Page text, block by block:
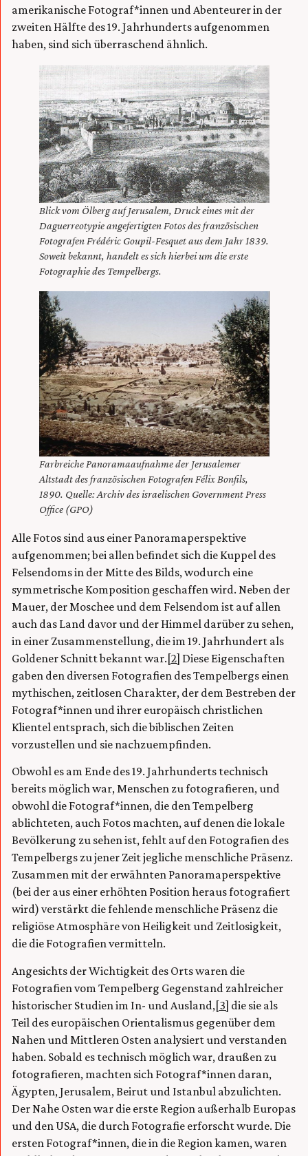
amerikanische Fotograf*innen und Abenteurer in der
zweiten Hälfte des 19. Jahrhunderts aufgenommen
haben, sind sich überraschend ähnlich.
Blick vom Ölberg auf Jerusalem, Druck eines mit der
Daguerreotypie angefertigten Fotos des französischen
Fotografen Frédéric Goupil-Fesquet aus dem Jahr 1839.
Soweit bekannt, handelt es sich hierbei um die erste
Fotographie des Tempelbergs.
Farbreiche Panoramaaufnahme der Jerusalemer
Altstadt des französischen Fotografen Félix Bonfils,
1890. Quelle: Archiv des israelischen Government Press
Office (GPO)
Alle Fotos sind aus einer Panoramaperspektive
aufgenommen; bei allen befindet sich die Kuppel des
Felsendoms in der Mitte des Bilds, wodurch eine
symmetrische Komposition geschaffen wird. Neben der
Mauer, der Moschee und dem Felsendom ist auf allen
auch das Land davor und der Himmel darüber zu sehen,
in einer Zusammenstellung, die im 19. Jahrhundert als
Goldener Schnitt bekannt war.[2] Diese Eigenschaften
gaben den diversen Fotografien des Tempelbergs einen
mythischen, zeitlosen Charakter, der dem Bestreben der
Fotograf*innen und ihrer europäisch christlichen
Klientel entsprach, sich die biblischen Zeiten
vorzustellen und sie nachzuempfinden.
Obwohl es am Ende des 19. Jahrhunderts technisch
bereits möglich war, Menschen zu fotografieren, und
obwohl die Fotograf*innen, die den Tempelberg
ablichteten, auch Fotos machten, auf denen die lokale
Bevölkerung zu sehen ist, fehlt auf den Fotografien des
Tempelbergs zu jener Zeit jegliche menschliche Präsenz.
Zusammen mit der erwähnten Panoramaperspektive
(bei der aus einer erhöhten Position heraus fotografiert
wird) verstärkt die fehlende menschliche Präsenz die
religiöse Atmosphäre von Heiligkeit und Zeitlosigkeit,
die die Fotografien vermitteln.
Angesichts der Wichtigkeit des Orts waren die
Fotografien vom Tempelberg Gegenstand zahlreicher
historischer Studien im In- und Ausland,[3] die sie als
Teil des europäischen Orientalismus gegenüber dem
Nahen und Mittleren Osten analysiert und verstanden
haben. Sobald es technisch möglich war, draußen zu
fotografieren, machten sich Fotograf*innen daran,
Ägypten, Jerusalem, Beirut und Istanbul abzulichten.
Der Nahe Osten war die erste Region außerhalb Europas
und den USA, die durch Fotografie erforscht wurde. Die
ersten Fotograf*innen, die in die Region kamen, waren